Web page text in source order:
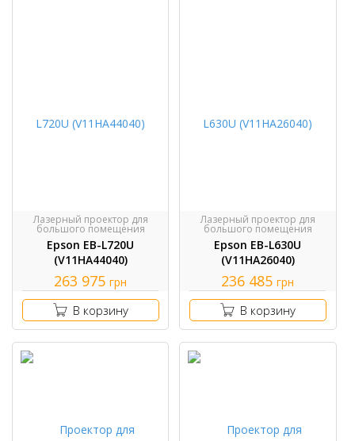
Лазерный проектор для
большого помещения
Epson EB-L720U
(V11HA44040)
263 975 грн
В корзину
Лазерный проектор для
большого помещения
Epson EB-L630U
(V11HA26040)
236 485 грн
В корзину